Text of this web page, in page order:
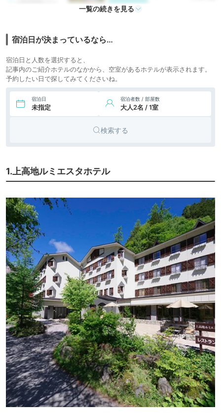
icotto
一覧の続きを見る
宿泊日が決まっているなら…
宿泊日と人数を選択すると、
記事内のご紹介ホテルのなかから、空室があるホテルが表示されます。
予約したい日で探してみてくださいね。
宿泊日
未指定
宿泊者数 / 部屋数
大人2名 / 1室
検索する
1.上高地ルミエスタホテル